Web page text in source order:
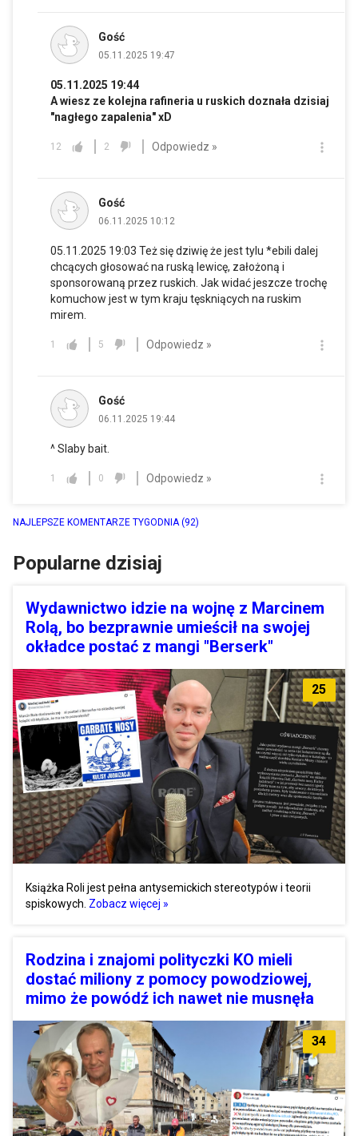
Gość
05.11.2025 19:47
05.11.2025 19:44
A wiesz ze kolejna rafineria u ruskich doznała dzisiaj
"nagłego zapalenia" xD
12 2 Odpowiedz »
Gość
06.11.2025 10:12
05.11.2025 19:03 Też się dziwię że jest tylu *ebili dalej
chcących głosować na ruską lewicę, założoną i
sponsorowaną przez ruskich. Jak widać jeszcze trochę
komuchow jest w tym kraju tęskniących na ruskim
mirem.
1 5 Odpowiedz »
Gość
06.11.2025 19:44
^ Slaby bait.
1 0 Odpowiedz »
NAJLEPSZE KOMENTARZE TYGODNIA(92)
Popularne dzisiaj
Wydawnictwo idzie na wojnę z Marcinem
Rolą, bo bezprawnie umieścił na swojej
okładce postać z mangi "Berserk"
25
Książka Roli jest pełna antysemickich stereotypów i teorii
spiskowych. Zobacz więcej »
Rodzina i znajomi polityczki KO mieli
dostać miliony z pomocy powodziowej,
mimo że powódź ich nawet nie musnęła
34